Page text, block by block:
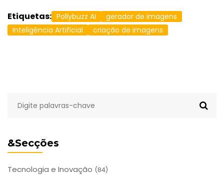
&Secções
Tecnologia e Inovação (84)
Etiquetas: Pollybuzz AI
gerador de imagens
Inteligência Artificial
criação de imagens